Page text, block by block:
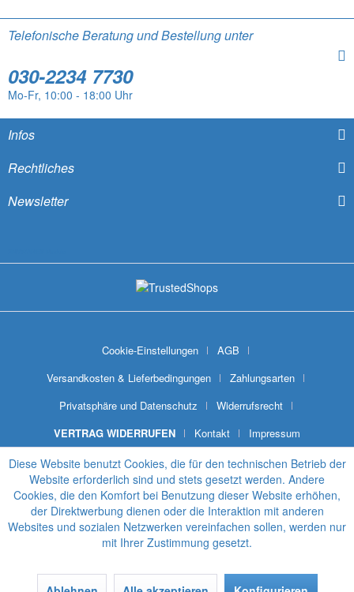
Telefonische Beratung und Bestellung unter
030-2234 7730
Mo-Fr, 10:00 - 18:00 Uhr
Infos
Rechtliches
Newsletter
Cookie-Einstellungen
AGB
Versandkosten & Lieferbedingungen
Zahlungsarten
Privatsphäre und Datenschutz
Widerrufsrecht
VERTRAG WIDERRUFEN
Kontakt Impressum
Diese Website benutzt Cookies, die für den technischen Betrieb der
Website erforderlich sind und stets gesetzt werden. Andere
Cookies, die den Komfort bei Benutzung dieser Website erhöhen,
der Direktwerbung dienen oder die Interaktion mit anderen
Websites und sozialen Netzwerken vereinfachen sollen, werden nur
mit Ihrer Zustimmung gesetzt.